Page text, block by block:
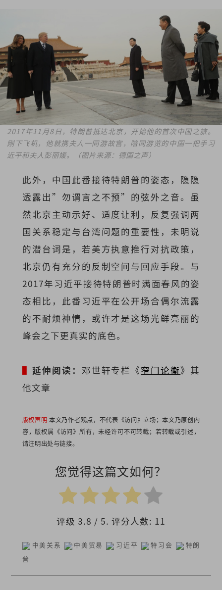
2017年11月8日，特朗普抵达北京，开始他的首次中国之旅。
刚下飞机，他就携夫人一同游故宫，陪同游览的中国一把手习
近平和夫人彭丽媛。（图片来源：德国之声）
此外，中国此番接待特朗普的姿态，隐隐
透露出”勿谓言之不预”的弦外之音。虽
然北京主动示好、适度让利，反复强调两
国关系稳定与台湾问题的重要性，未明说
的潜台词是，若美方执意推行对抗政策，
北京仍有充分的反制空间与回应手段。与
2017年习近平接待特朗普时满面春风的姿
态相比，此番习近平在公开场合偶尔流露
的不耐烦神情，或许才是这场光鲜亮丽的
峰会之下更真实的底色。
▌ 延伸阅读： 邓世轩专栏《窄门论衡》其
他文章
版权声明本文乃作者观点，不代表《访问》立场；本文乃原创内
容，版权属《访问》所有，未经许可不可转载；若转载或引述，
请注明出处与链接。
您觉得这篇文如何？
评级 3.8 / 5. 评分人数: 11
中美关系 中美贸易 习近平 特习会
特朗
普